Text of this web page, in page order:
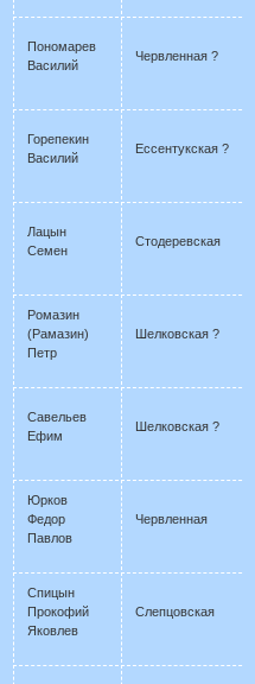
Пономарев
Василий
Червленная ?
Горепекин
Василий
Ессентукская ?
Лацын
Семен
Стодеревская
Ромазин
(Рамазин)
Петр
Шелковская ?
Савельев
Ефим
Шелковская ?
Юрков
Федор
Павлов
Червленная
Спицын
Прокофий
Яковлев
Слепцовская